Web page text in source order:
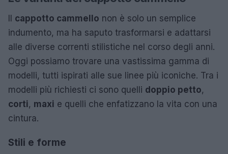
Il cappotto cammello non è solo un semplice
indumento, ma ha saputo trasformarsi e adattarsi
alle diverse correnti stilistiche nel corso degli anni.
Oggi possiamo trovare una vastissima gamma di
modelli, tutti ispirati alle sue linee più iconiche. Tra i
modelli più richiesti ci sono quelli doppio petto,
corti, maxi e quelli che enfatizzano la vita con una
cintura.
Stili e forme